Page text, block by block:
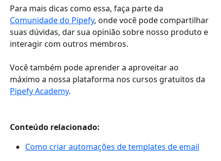
Para mais dicas como essa, faça parte da
Comunidade do Pipefy, onde você pode compartilhar
suas dúvidas, dar sua opinião sobre nosso produto e
interagir com outros membros.
Você também pode aprender a aproveitar ao
máximo a nossa plataforma nos cursos gratuitos da
Pipefy Academy.
Conteúdo relacionado:
Como criar automações de templates de email